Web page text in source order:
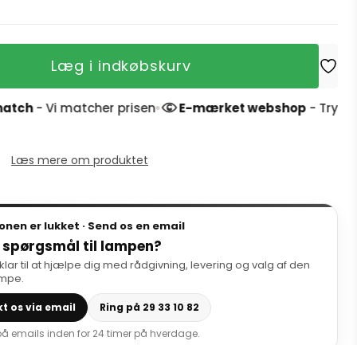
Læg i indkøbskurv
prisen E-mærket webshop- Tryg handel og
Læs mere om produktet
er lukket · Send os en email
spørgsmål til lampen?
til at hjælpe dig med rådgivning, levering og valg af den
os via email
Ring på 29 33 10 82
emails inden for 24 timer på hverdage.